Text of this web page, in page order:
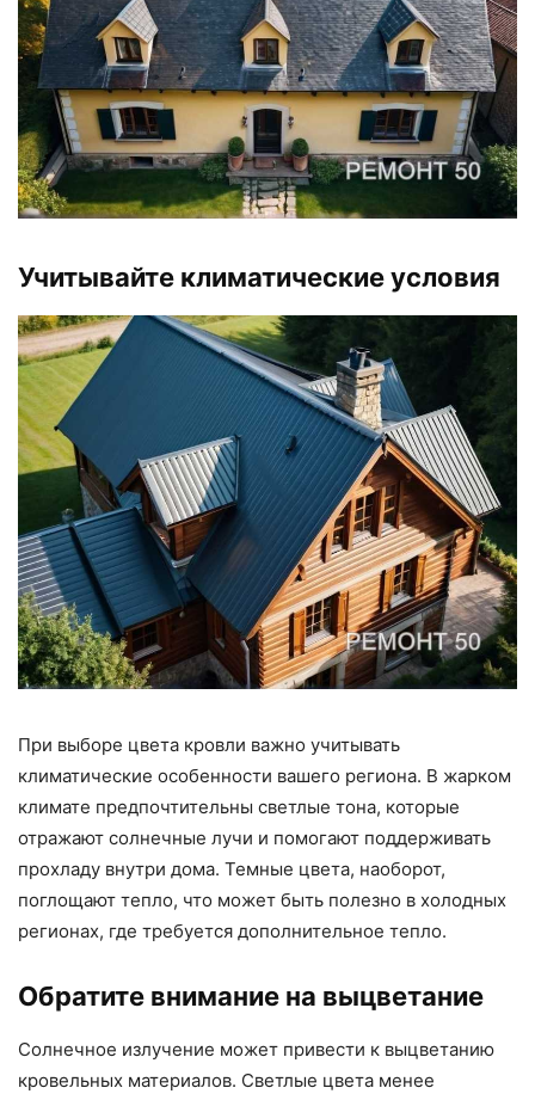
Учитывайте климатические условия
При выборе цвета кровли важно учитывать
климатические особенности вашего региона. В жарком
климате предпочтительны светлые тона, которые
отражают солнечные лучи и помогают поддерживать
прохладу внутри дома. Темные цвета, наоборот,
поглощают тепло, что может быть полезно в холодных
регионах, где требуется дополнительное тепло.
Обратите внимание на выцветание
Солнечное излучение может привести к выцветанию
кровельных материалов. Светлые цвета менее